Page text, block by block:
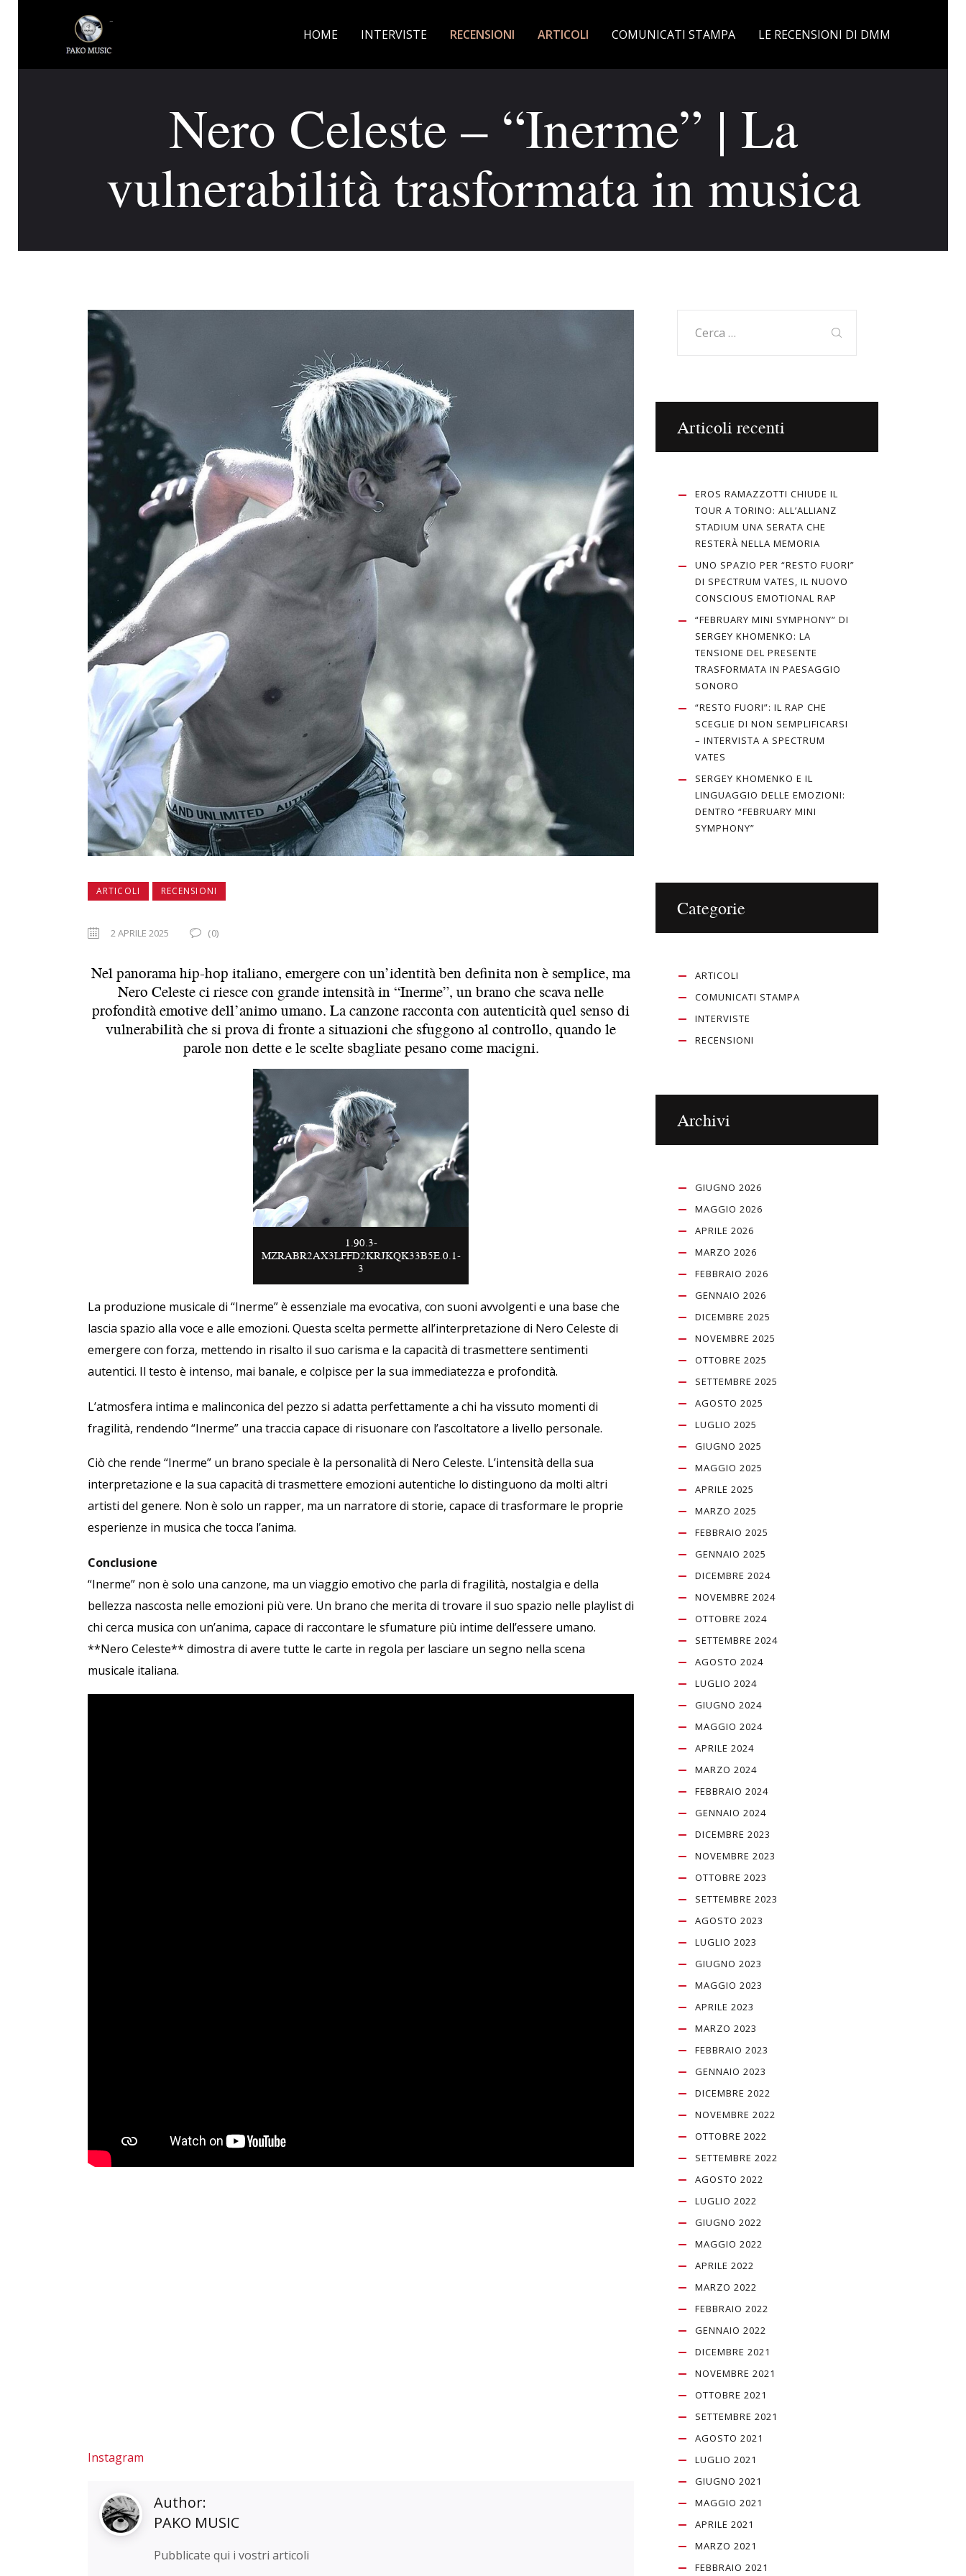
HOME INTERVISTE RECENSIONI ARTICOLI COMUNICATI STAMPA LE RECENSIONI DI DMM
Nero Celeste – “Inerme” | La
vulnerabilità trasformata in musica
ARTICOLI RECENSIONI
2 APRILE 2025 (0)
Nel panorama hip-hop italiano, emergere con un’identità ben definita non è semplice, ma
Nero Celeste ci riesce con grande intensità in “Inerme”, un brano che scava nelle
profondità emotive dell’animo umano. La canzone racconta con autenticità quel senso di
vulnerabilità che si prova di fronte a situazioni che sfuggono al controllo, quando le
parole non dette e le scelte sbagliate pesano come macigni.
1.90.3-
MZRABR2AX3LFFD2KRJKQK33B5E.0.1-
3
La produzione musicale di “Inerme” è essenziale ma evocativa, con suoni avvolgenti e una base che
lascia spazio alla voce e alle emozioni. Questa scelta permette all’interpretazione di Nero Celeste di
emergere con forza, mettendo in risalto il suo carisma e la capacità di trasmettere sentimenti
autentici. Il testo è intenso, mai banale, e colpisce per la sua immediatezza e profondità.
L’atmosfera intima e malinconica del pezzo si adatta perfettamente a chi ha vissuto momenti di
fragilità, rendendo “Inerme” una traccia capace di risuonare con l’ascoltatore a livello personale.
Ciò che rende “Inerme” un brano speciale è la personalità di Nero Celeste. L’intensità della sua
interpretazione e la sua capacità di trasmettere emozioni autentiche lo distinguono da molti altri
artisti del genere. Non è solo un rapper, ma un narratore di storie, capace di trasformare le proprie
esperienze in musica che tocca l’anima.
Conclusione
“Inerme” non è solo una canzone, ma un viaggio emotivo che parla di fragilità, nostalgia e della
bellezza nascosta nelle emozioni più vere. Un brano che merita di trovare il suo spazio nelle playlist di
chi cerca musica con un’anima, capace di raccontare le sfumature più intime dell’essere umano.
**Nero Celeste** dimostra di avere tutte le carte in regola per lasciare un segno nella scena
musicale italiana.
Instagram
Author:
PAKO MUSIC
Pubblicate qui i vostri articoli
per:
Articoli recenti
EROS RAMAZZOTTI CHIUDE IL
TOUR A TORINO: ALL’ALLIANZ
STADIUM UNA SERATA CHE
RESTERÀ NELLA MEMORIA
UNO SPAZIO PER “RESTO FUORI”
DI SPECTRUM VATES, IL NUOVO
CONSCIOUS EMOTIONAL RAP
“FEBRUARY MINI SYMPHONY” DI
SERGEY KHOMENKO: LA
TENSIONE DEL PRESENTE
TRASFORMATA IN PAESAGGIO
SONORO
“RESTO FUORI”: IL RAP CHE
SCEGLIE DI NON SEMPLIFICARSI
– INTERVISTA A SPECTRUM
VATES
SERGEY KHOMENKO E IL
LINGUAGGIO DELLE EMOZIONI:
DENTRO “FEBRUARY MINI
SYMPHONY”
Categorie
ARTICOLI
COMUNICATI STAMPA
INTERVISTE
RECENSIONI
Archivi
GIUGNO 2026
MAGGIO 2026
APRILE 2026
MARZO 2026
FEBBRAIO 2026
GENNAIO 2026
DICEMBRE 2025
NOVEMBRE 2025
OTTOBRE 2025
SETTEMBRE 2025
AGOSTO 2025
LUGLIO 2025
GIUGNO 2025
MAGGIO 2025
APRILE 2025
MARZO 2025
FEBBRAIO 2025
GENNAIO 2025
DICEMBRE 2024
NOVEMBRE 2024
OTTOBRE 2024
SETTEMBRE 2024
AGOSTO 2024
LUGLIO 2024
GIUGNO 2024
MAGGIO 2024
APRILE 2024
MARZO 2024
FEBBRAIO 2024
GENNAIO 2024
DICEMBRE 2023
NOVEMBRE 2023
OTTOBRE 2023
SETTEMBRE 2023
AGOSTO 2023
LUGLIO 2023
GIUGNO 2023
MAGGIO 2023
APRILE 2023
MARZO 2023
FEBBRAIO 2023
GENNAIO 2023
DICEMBRE 2022
NOVEMBRE 2022
OTTOBRE 2022
SETTEMBRE 2022
AGOSTO 2022
LUGLIO 2022
GIUGNO 2022
MAGGIO 2022
APRILE 2022
MARZO 2022
FEBBRAIO 2022
GENNAIO 2022
DICEMBRE 2021
NOVEMBRE 2021
OTTOBRE 2021
SETTEMBRE 2021
AGOSTO 2021
LUGLIO 2021
GIUGNO 2021
MAGGIO 2021
APRILE 2021
MARZO 2021
FEBBRAIO 2021